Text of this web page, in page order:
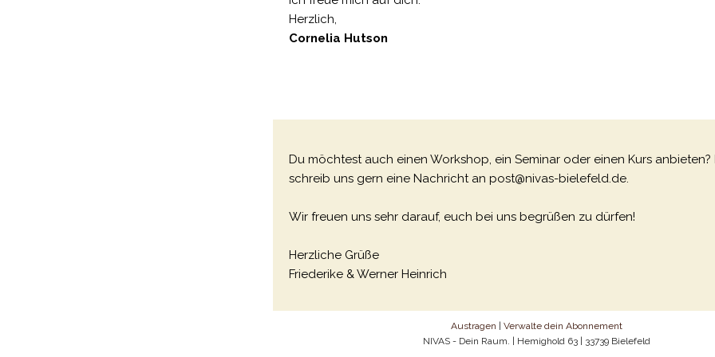
Herzlich,
Cornelia Hutson
Du möchtest auch einen Workshop, ein Seminar oder einen Kurs anbieten?
schreib uns gern eine Nachricht an post@nivas-bielefeld.de.
Wir freuen uns sehr darauf, euch bei uns begrüßen zu dürfen!
Herzliche Grüße
Friederike & Werner Heinrich
Austragen
Verwalte dein Abonnement
NIVAS - Dein Raum. | Hemighold 63 | 33739 Bielefeld